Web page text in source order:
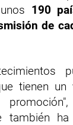
190
de
tienen un
también